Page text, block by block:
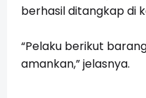
berhasil ditangkap di
“Pelaku berikut
amankan,” jelasnya.